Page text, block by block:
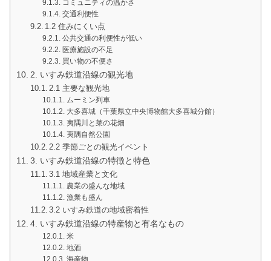
コミュニティの温かさ
交通利便性
1.2 住みにくい点
公共交通の利便性が低い
医療施設の不足
買い物の不便さ
2. いすみ鉄道沿線の観光地
2.1 主要な観光地
ムーミン列車
大多喜城（千葉県立中央博物館大多喜城分館）
夷隅川と菜の花畑
夷隅自然公園
2.2 季節ごとの観光イベント
3. いすみ鉄道沿線の特徴と特色
3.1 地域産業と文化
農業の盛んな地域
漁業も盛ん
3.2 いすみ鉄道の地域密着性
4. いすみ鉄道沿線の特産物と有名なもの
米
地酒
海産物